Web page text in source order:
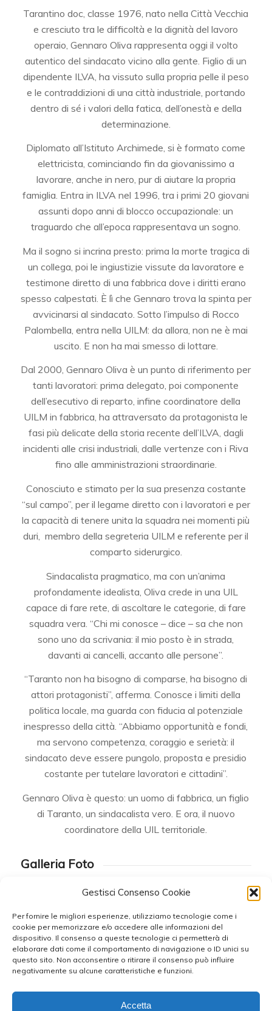
Gestisci Consenso Cookie
Per fornire le migliori esperienze, utilizziamo tecnologie come i
cookie per memorizzare e/o accedere alle informazioni del
dispositivo. Il consenso a queste tecnologie ci permetterà di
elaborare dati come il comportamento di navigazione o ID unici su
questo sito. Non acconsentire o ritirare il consenso può influire
negativamente su alcune caratteristiche e funzioni.
Accetta
Tarantino doc, classe 1976, nato nella Città Vecchia
e cresciuto tra le difficoltà e la dignità del lavoro
operaio, Gennaro Oliva rappresenta oggi il volto
autentico del sindacato vicino alla gente. Figlio di un
dipendente ILVA, ha vissuto sulla propria pelle il peso
e le contraddizioni di una città industriale, portando
dentro di sé i valori della fatica, dell’onestà e della
determinazione.
Diplomato all’Istituto Archimede, si è formato come
elettricista, cominciando fin da giovanissimo a
lavorare, anche in nero, pur di aiutare la propria
famiglia. Entra in ILVA nel 1996, tra i primi 20 giovani
assunti dopo anni di blocco occupazionale: un
traguardo che all’epoca rappresentava un sogno.
Ma il sogno si incrina presto: prima la morte tragica di
un collega, poi le ingiustizie vissute da lavoratore e
testimone diretto di una fabbrica dove i diritti erano
spesso calpestati. È lì che Gennaro trova la spinta per
avvicinarsi al sindacato. Sotto l’impulso di Rocco
Palombella, entra nella UILM: da allora, non ne è mai
uscito. E non ha mai smesso di lottare.
Dal 2000, Gennaro Oliva è un punto di riferimento per
tanti lavoratori: prima delegato, poi componente
dell’esecutivo di reparto, infine coordinatore della
UILM in fabbrica, ha attraversato da protagonista le
fasi più delicate della storia recente dell’ILVA, dagli
incidenti alle crisi industriali, dalle vertenze con i Riva
fino alle amministrazioni straordinarie.
Conosciuto e stimato per la sua presenza costante
“sul campo”, per il legame diretto con i lavoratori e per
la capacità di tenere unita la squadra nei momenti più
duri, membro della segreteria UILM e referente per il
comparto siderurgico.
Sindacalista pragmatico, ma con un’anima
profondamente idealista, Oliva crede in una UIL
capace di fare rete, di ascoltare le categorie, di fare
squadra vera. “Chi mi conosce – dice – sa che non
sono uno da scrivania: il mio posto è in strada,
davanti ai cancelli, accanto alle persone”.
“Taranto non ha bisogno di comparse, ha bisogno di
attori protagonisti”, afferma. Conosce i limiti della
politica locale, ma guarda con fiducia al potenziale
inespresso della città. “Abbiamo opportunità e fondi,
ma servono competenza, coraggio e serietà: il
sindacato deve essere pungolo, proposta e presidio
costante per tutelare lavoratori e cittadini”.
Gennaro Oliva è questo: un uomo di fabbrica, un figlio
di Taranto, un sindacalista vero. E ora, il nuovo
coordinatore della UIL territoriale.
Galleria Foto